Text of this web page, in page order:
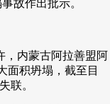
云顶对话 云起
故作出批示。
，内蒙古阿拉善盟阿
面积坍塌，截至目
联。